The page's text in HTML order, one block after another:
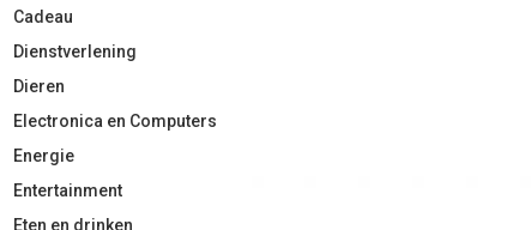
Cadeau
Dienstverlening
Dieren
Electronica en Computers
Energie
Entertainment
Eten en drinken